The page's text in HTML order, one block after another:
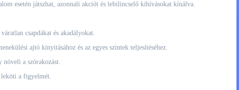
esetén játszhat, azonnali akciót és lebilincselő kihívásokat kínálva.
csapdákat és akadályokat.
ajtó kinyitásához és az egyes szintek teljesítéséhez.
növeli a szórakozást.
leköti a figyelmét.